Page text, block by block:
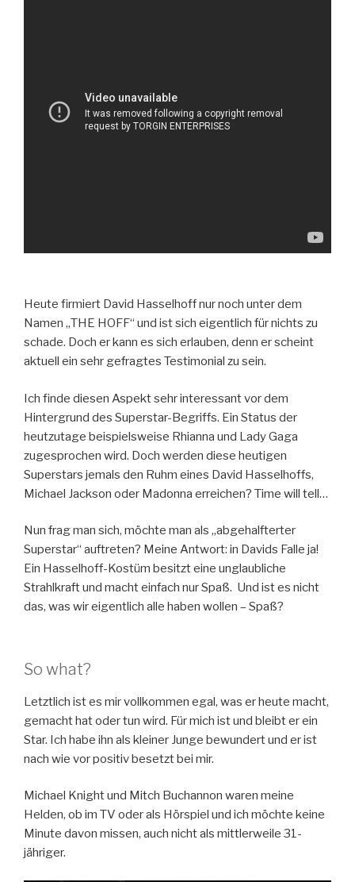
Heute firmiert David Hasselhoff nur noch unter dem
Namen „THE HOFF“ und ist sich eigentlich für nichts zu
schade. Doch er kann es sich erlauben, denn er scheint
aktuell ein sehr gefragtes Testimonial zu sein.
Ich finde diesen Aspekt sehr interessant vor dem
Hintergrund des Superstar-Begriffs. Ein Status der
heutzutage beispielsweise Rhianna und Lady Gaga
zugesprochen wird. Doch werden diese heutigen
Superstars jemals den Ruhm eines David Hasselhoffs,
Michael Jackson oder Madonna erreichen? Time will tell…
Nun frag man sich, möchte man als „abgehalfterter
Superstar“ auftreten? Meine Antwort: in Davids Falle ja!
Ein Hasselhoff-Kostüm besitzt eine unglaubliche
Strahlkraft und macht einfach nur Spaß. Und ist es nicht
das, was wir eigentlich alle haben wollen – Spaß?
So what?
Letztlich ist es mir vollkommen egal, was er heute macht,
gemacht hat oder tun wird. Für mich ist und bleibt er ein
Star. Ich habe ihn als kleiner Junge bewundert und er ist
nach wie vor positiv besetzt bei mir.
Michael Knight und Mitch Buchannon waren meine
Helden, ob im TV oder als Hörspiel und ich möchte keine
Minute davon missen, auch nicht als mittlerweile 31-
jähriger.